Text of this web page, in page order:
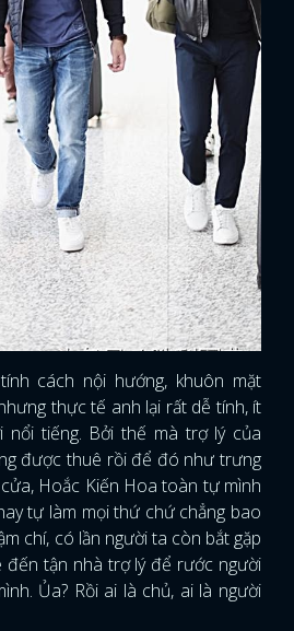
cách nội hướng, khuôn mặt
thực tế anh lại rất dễ tính, ít
nổi tiếng. Bởi thế mà trợ lý của
được thuê rồi để đó như trưng
Hoắc Kiến Hoa toàn tự mình
tự làm mọi thứ chứ chẳng bao
chí, có lần người ta còn bắt gặp
đến tận nhà trợ lý để rước người
Ủa? Rồi ai là chủ, ai là người